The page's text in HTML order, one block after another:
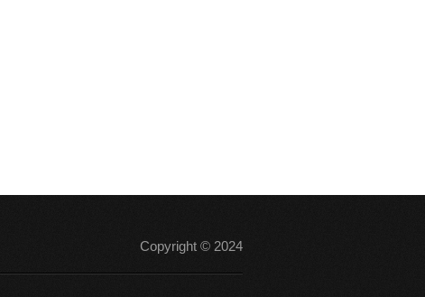
Copyright © 2024